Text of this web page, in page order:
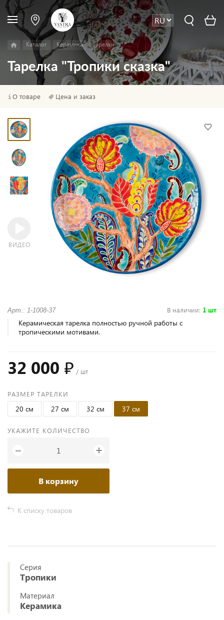
Каталог Керамика Тарелки
Тарелка "Тропики сказка"
О товаре Цена и заказ
ВИДЕО
Арт.: 1-1008-37 В наличии: 1 шт
Керамическая тарелка полностью ручной работы с
тропическими мотивами.
32 000 ₽ / шт
РАЗМЕР ТАРЕЛКИ
20 см 27 см 32 см 37 см
УКАЖИТЕ КОЛИЧЕСТВО
− +
В корзину
К списку товаров
Серия
Тропики
Материал
Керамика